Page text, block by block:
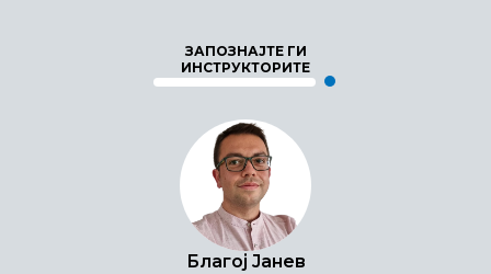
ЗАПОЗНАЈТЕ ГИ
ИНСТРУКТОРИТЕ
Благој Јанев